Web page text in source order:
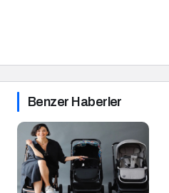
Benzer Haberler